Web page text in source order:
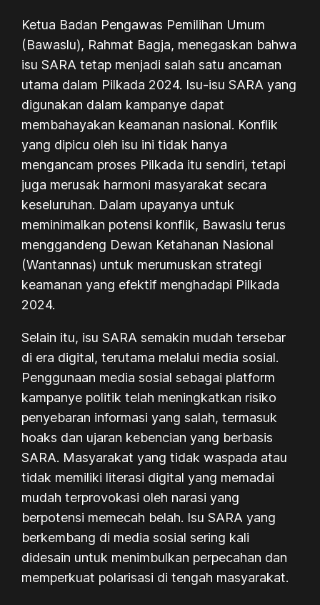
Ketua Badan Pengawas Pemilihan Umum
(Bawaslu), Rahmat Bagja, menegaskan bahwa
isu SARA tetap menjadi salah satu ancaman
utama dalam Pilkada 2024. Isu-isu SARA yang
digunakan dalam kampanye dapat
membahayakan keamanan nasional. Konflik
yang dipicu oleh isu ini tidak hanya
mengancam proses Pilkada itu sendiri, tetapi
juga merusak harmoni masyarakat secara
keseluruhan. Dalam upayanya untuk
meminimalkan potensi konflik, Bawaslu terus
menggandeng Dewan Ketahanan Nasional
(Wantannas) untuk merumuskan strategi
keamanan yang efektif menghadapi Pilkada
2024.
Selain itu, isu SARA semakin mudah tersebar
di era digital, terutama melalui media sosial.
Penggunaan media sosial sebagai platform
kampanye politik telah meningkatkan risiko
penyebaran informasi yang salah, termasuk
hoaks dan ujaran kebencian yang berbasis
SARA. Masyarakat yang tidak waspada atau
tidak memiliki literasi digital yang memadai
mudah terprovokasi oleh narasi yang
berpotensi memecah belah. Isu SARA yang
berkembang di media sosial sering kali
didesain untuk menimbulkan perpecahan dan
memperkuat polarisasi di tengah masyarakat.